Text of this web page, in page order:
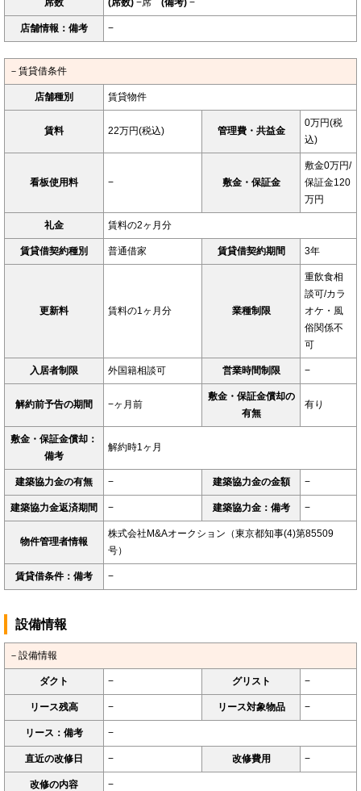
席数 (席数) −席 (備考) −
店舗情報：備考 −
－賃貸借条件
店舗種別 賃貸物件
賃料 22万円(税込) 管理費・共益金
0万円(税
込)
看板使用料 − 敷金・保証金
敷金0万円/
保証金120
万円
礼金 賃料の2ヶ月分
賃貸借契約種別 普通借家 賃貸借契約期間 3年
更新料 賃料の1ヶ月分 業種制限
重飲食相
談可/カラ
オケ・風
俗関係不
可
入居者制限 外国籍相談可 営業時間制限 −
解約前予告の期間 −ヶ月前
敷金・保証金償却の
有無
有り
敷金・保証金償却：
備考
解約時1ヶ月
建築協力金の有無 − 建築協力金の金額 −
建築協力金返済期間 − 建築協力金：備考 −
物件管理者情報
株式会社M&Aオークション（東京都知事(4)第85509
号）
賃貸借条件：備考 −
設備情報
－設備情報
ダクト − グリスト −
リース残高 − リース対象物品 −
リース：備考 −
直近の改修日 − 改修費用 −
改修の内容 −